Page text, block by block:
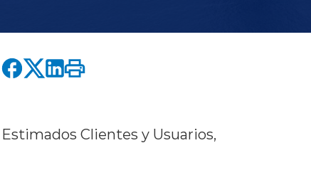
Estimados Clientes y Usuarios,